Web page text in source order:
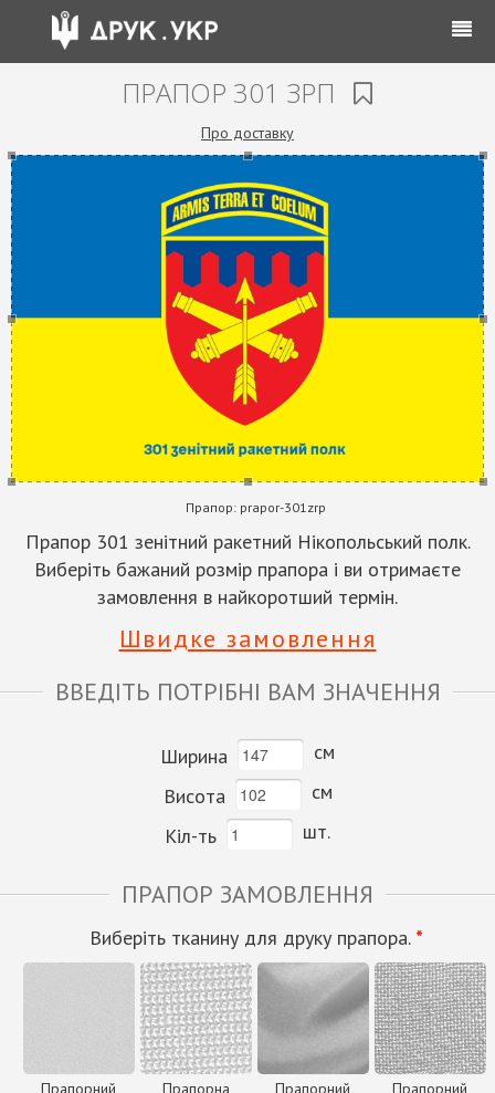
ПРАПОР 301 ЗРП
Про доставку
Прапор: prapor-301zrp
Прапор 301 зенітний ракетний Нікопольський полк.
Виберіть бажаний розмір прапора і ви отримаєте
замовлення в найкоротший термін.
Швидке замовлення
ВВЕДІТЬ ПОТРІБНІ ВАМ ЗНАЧЕННЯ
Ширина
см
Висота
см
Кіл-ть
шт.
ПРАПОР ЗАМОВЛЕННЯ
Виберіть тканину для друку прапора. *
Прапорний
Прапорна
Прапорний
Прапорний